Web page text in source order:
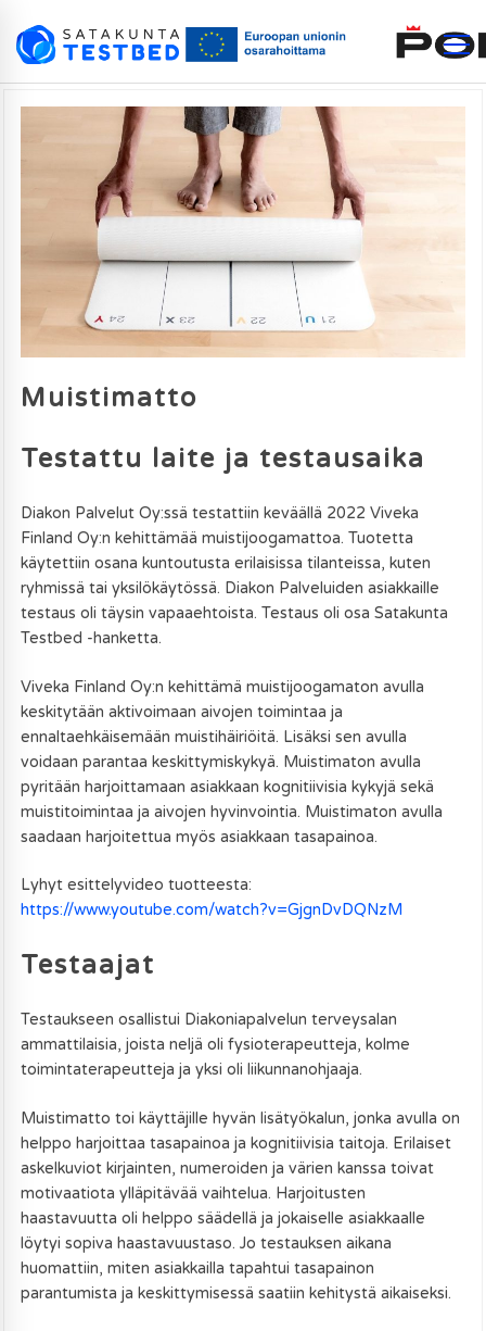
Muistimatto
Testattu laite ja testausaika
Diakon Palvelut Oy:ssä testattiin keväällä 2022 Viveka
Finland Oy:n kehittämää muistijoogamattoa. Tuotetta
käytettiin osana kuntoutusta erilaisissa tilanteissa, kuten
ryhmissä tai yksilökäytössä. Diakon Palveluiden asiakkaille
testaus oli täysin vapaaehtoista. Testaus oli osa Satakunta
Testbed -hanketta.
Viveka Finland Oy:n kehittämä muistijoogamaton avulla
keskitytään aktivoimaan aivojen toimintaa ja
ennaltaehkäisemään muistihäiriöitä. Lisäksi sen avulla
voidaan parantaa keskittymiskykyä. Muistimaton avulla
pyritään harjoittamaan asiakkaan kognitiivisia kykyjä sekä
muistitoimintaa ja aivojen hyvinvointia. Muistimaton avulla
saadaan harjoitettua myös asiakkaan tasapainoa.
Lyhyt esittelyvideo tuotteesta:
https://www.youtube.com/watch?v=GjgnDvDQNzM
Testaajat
Testaukseen osallistui Diakoniapalvelun terveysalan
ammattilaisia, joista neljä oli fysioterapeutteja, kolme
toimintaterapeutteja ja yksi oli liikunnanohjaaja.
Muistimatto toi käyttäjille hyvän lisätyökalun, jonka avulla on
helppo harjoittaa tasapainoa ja kognitiivisia taitoja. Erilaiset
askelkuviot kirjainten, numeroiden ja värien kanssa toivat
motivaatiota ylläpitävää vaihtelua. Harjoitusten
haastavuutta oli helppo säädellä ja jokaiselle asiakkaalle
löytyi sopiva haastavuustaso. Jo testauksen aikana
huomattiin, miten asiakkailla tapahtui tasapainon
parantumista ja keskittymisessä saatiin kehitystä aikaiseksi.